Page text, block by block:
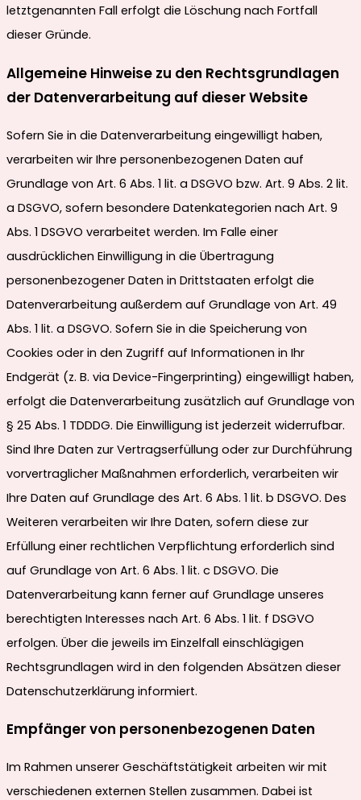
letztgenannten Fall erfolgt die Löschung nach Fortfall
dieser Gründe.
Allgemeine Hinweise zu den Rechtsgrundlagen
der Datenverarbeitung auf dieser Website
Sofern Sie in die Datenverarbeitung eingewilligt haben,
verarbeiten wir Ihre personenbezogenen Daten auf
Grundlage von Art. 6 Abs. 1 lit. a DSGVO bzw. Art. 9 Abs. 2 lit.
a DSGVO, sofern besondere Datenkategorien nach Art. 9
Abs. 1 DSGVO verarbeitet werden. Im Falle einer
ausdrücklichen Einwilligung in die Übertragung
personenbezogener Daten in Drittstaaten erfolgt die
Datenverarbeitung außerdem auf Grundlage von Art. 49
Abs. 1 lit. a DSGVO. Sofern Sie in die Speicherung von
Cookies oder in den Zugriff auf Informationen in Ihr
Endgerät (z. B. via Device-Fingerprinting) eingewilligt haben,
erfolgt die Datenverarbeitung zusätzlich auf Grundlage von
§ 25 Abs. 1 TDDDG. Die Einwilligung ist jederzeit widerrufbar.
Sind Ihre Daten zur Vertragserfüllung oder zur Durchführung
vorvertraglicher Maßnahmen erforderlich, verarbeiten wir
Ihre Daten auf Grundlage des Art. 6 Abs. 1 lit. b DSGVO. Des
Weiteren verarbeiten wir Ihre Daten, sofern diese zur
Erfüllung einer rechtlichen Verpflichtung erforderlich sind
auf Grundlage von Art. 6 Abs. 1 lit. c DSGVO. Die
Datenverarbeitung kann ferner auf Grundlage unseres
berechtigten Interesses nach Art. 6 Abs. 1 lit. f DSGVO
erfolgen. Über die jeweils im Einzelfall einschlägigen
Rechtsgrundlagen wird in den folgenden Absätzen dieser
Datenschutzerklärung informiert.
Empfänger von personenbezogenen Daten
Im Rahmen unserer Geschäftstätigkeit arbeiten wir mit
verschiedenen externen Stellen zusammen. Dabei ist